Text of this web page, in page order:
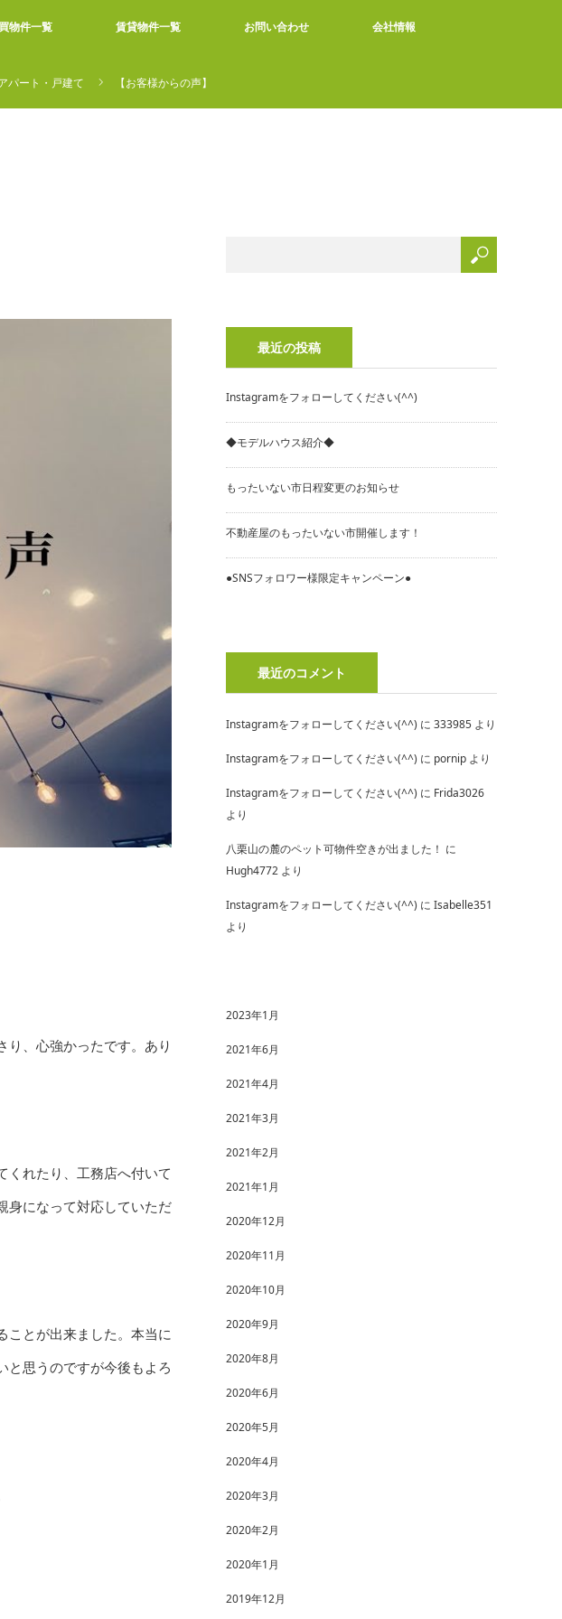
物件一覧 賃貸物件一覧 お問い合わせ 会社情報
パート・戸建て 【お客様からの声】
り、心強かったです。あり
くれたり、工務店へ付いて
身になって対応していただ
ことが出来ました。本当に
と思うのですが今後もよろ
最近の投稿
Instagramをフォローしてください(^^)
◆モデルハウス紹介◆
もったいない市日程変更のお知らせ
不動産屋のもったいない市開催します！
●SNSフォロワー様限定キャンペーン●
最近のコメント
Instagramをフォローしてください(^^) に 333985 より
Instagramをフォローしてください(^^) に pornip より
Instagramをフォローしてください(^^) に Frida3026
より
八栗山の麓のペット可物件空きが出ました！ に
Hugh4772 より
Instagramをフォローしてください(^^) に Isabelle351
より
2023年1月
2021年6月
2021年4月
2021年3月
2021年2月
2021年1月
2020年12月
2020年11月
2020年10月
2020年9月
2020年8月
2020年6月
2020年5月
2020年4月
2020年3月
2020年2月
2020年1月
2019年12月